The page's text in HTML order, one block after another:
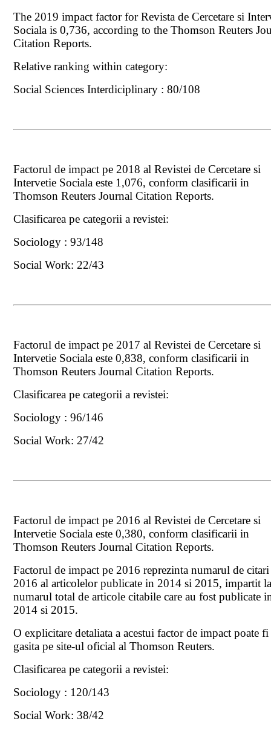
The 2019 impact factor for Revista de Cercetare si
Sociala is 0,736, according to the Thomson Reuters
Citation Reports.
Relative ranking within category:
Social Sciences Interdiciplinary : 80/108
Factorul de impact pe 2018 al Revistei de Cercetare si
Intervetie Sociala este 1,076, conform clasificarii in
Thomson Reuters Journal Citation Reports.
Clasificarea pe categorii a revistei:
Sociology : 93/148
Social Work: 22/43
Factorul de impact pe 2017 al Revistei de Cercetare si
Intervetie Sociala este 0,838, conform clasificarii in
Thomson Reuters Journal Citation Reports.
Clasificarea pe categorii a revistei:
Sociology : 96/146
Social Work: 27/42
Factorul de impact pe 2016 al Revistei de Cercetare si
Intervetie Sociala este 0,380, conform clasificarii in
Thomson Reuters Journal Citation Reports.
Factorul de impact pe 2016 reprezinta numarul de
2016 al articolelor publicate in 2014 si 2015, impartit
numarul total de articole citabile care au fost publicate
2014 si 2015.
O explicitare detaliata a acestui factor de impact poate fi
gasita pe site-ul oficial al Thomson Reuters.
Clasificarea pe categorii a revistei:
Sociology : 120/143
Social Work: 38/42